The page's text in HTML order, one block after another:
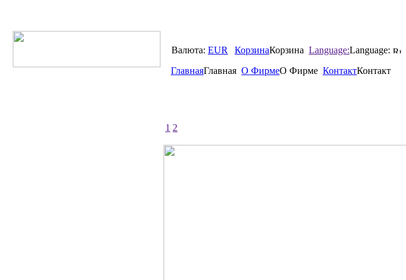
Валюта: EUR КорзинаКорзина Language:Language:
ГлавнаяГлавная О ФирмеО Фирме КонтактКонтакт
1 2